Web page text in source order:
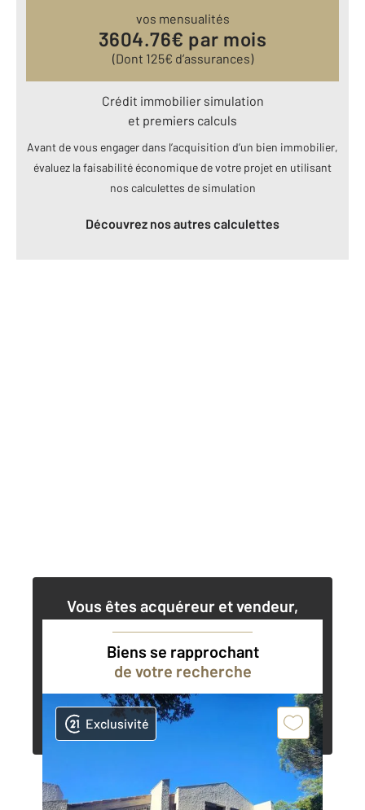
vos mensualités
3604.76€ par mois
(Dont 125€ d’assurances)
Crédit immobilier simulation
et premiers calculs
Avant de vous engager dans l’acquisition d’un bien immobilier,
évaluez la faisabilité économique de votre projet en utilisant
nos calculettes de simulation
Découvrez nos autres calculettes
Vous êtes acquéreur et vendeur,
Contacter l'agence
Demander une estimation
Biens se rapprochant
de votre recherche
Exclusivité